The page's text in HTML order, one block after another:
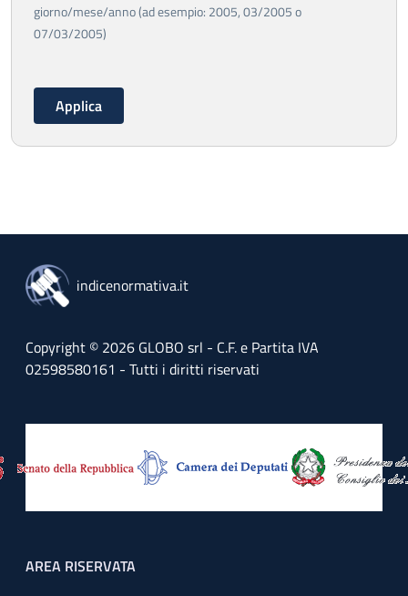
giorno/mese/anno (ad esempio: 2005, 03/2005 o
07/03/2005)
indicenormativa.it
Copyright © 2026 GLOBO srl - C.F. e Partita IVA
02598580161 - Tutti i diritti riservati
Footer menu
AREA RISERVATA